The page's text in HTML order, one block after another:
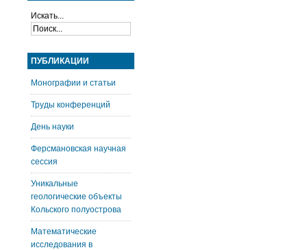
Искать...
ПУБЛИКАЦИИ
Монографии и статьи
Труды конференций
День науки
Ферсмановская научная
сессия
Уникальные
геологические объекты
Кольского полуострова
Математические
исследования в